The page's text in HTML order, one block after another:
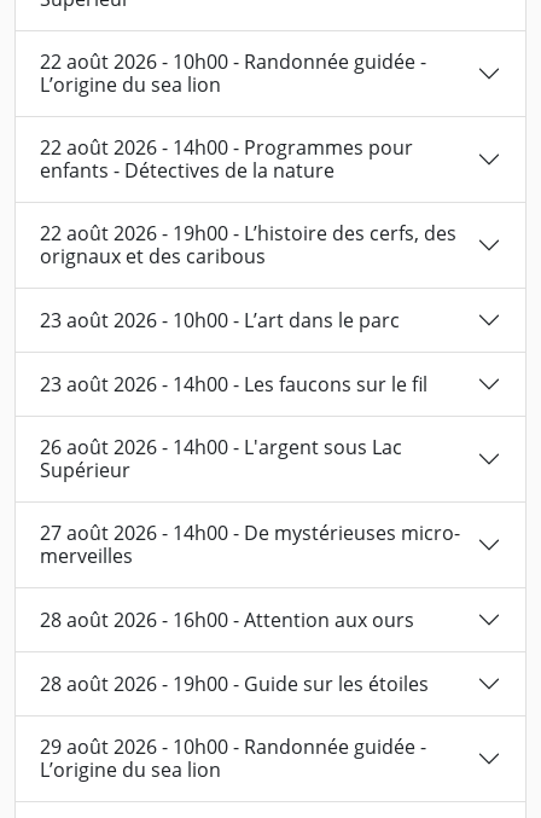
22 août 2026 - 10h00 - Randonnée guidée -
L’origine du sea lion
22 août 2026 - 14h00 - Programmes pour
enfants - Détectives de la nature
22 août 2026 - 19h00 - L’histoire des cerfs, des
orignaux et des caribous
23 août 2026 - 10h00 - L’art dans le parc
23 août 2026 - 14h00 - Les faucons sur le fil
26 août 2026 - 14h00 - L'argent sous Lac
Supérieur
27 août 2026 - 14h00 - De mystérieuses micro-
merveilles
28 août 2026 - 16h00 - Attention aux ours
28 août 2026 - 19h00 - Guide sur les étoiles
29 août 2026 - 10h00 - Randonnée guidée -
L’origine du sea lion